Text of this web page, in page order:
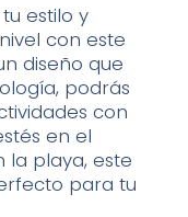
estilo y
con este
diseño que
podrás
con
en el
la playa, este
para tu